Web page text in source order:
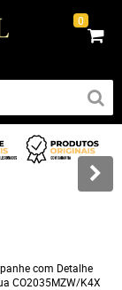
0
com Detalhe
CO2035MZW/K4X